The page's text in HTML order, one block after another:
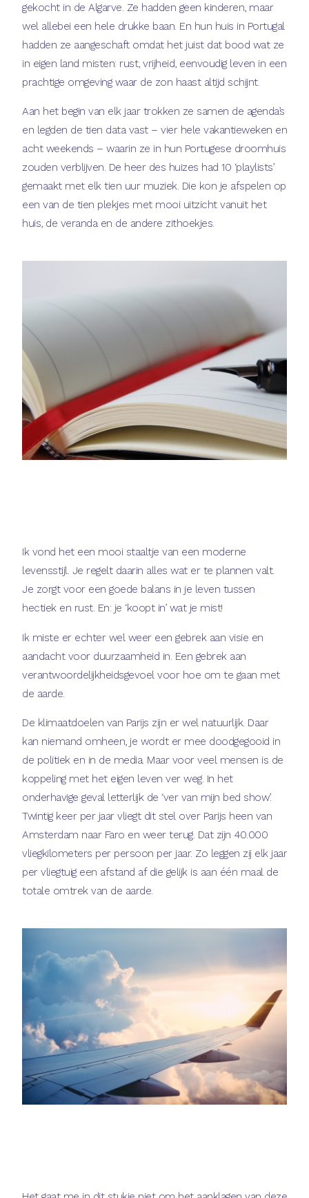
gekocht in de Algarve. Ze hadden geen kinderen, maar
wel allebei een hele drukke baan. En hun huis in Portugal
hadden ze aangeschaft omdat het juist dat bood wat ze
in eigen land misten: rust, vrijheid, eenvoudig leven in een
prachtige omgeving waar de zon haast altijd schijnt.
Aan het begin van elk jaar trokken ze samen de agenda’s
en legden de tien data vast – vier hele vakantieweken en
acht weekends – waarin ze in hun Portugese droomhuis
zouden verblijven. De heer des huizes had 10 ‘playlists’
gemaakt met elk tien uur muziek. Die kon je afspelen op
een van de tien plekjes met mooi uitzicht vanuit het
huis, de veranda en de andere zithoekjes.
Ik vond het een mooi staaltje van een moderne
levensstijl. Je regelt daarin alles wat er te plannen valt.
Je zorgt voor een goede balans in je leven tussen
hectiek en rust. En: je ‘koopt in’ wat je mist!
Ik miste er echter wel weer een gebrek aan visie en
aandacht voor duurzaamheid in. Een gebrek aan
verantwoordelijkheidsgevoel voor hoe om te gaan met
de aarde.
De klimaatdoelen van Parijs zijn er wel natuurlijk. Daar
kan niemand omheen, je wordt er mee doodgegooid in
de politiek en in de media. Maar voor veel mensen is de
koppeling met het eigen leven ver weg. In het
onderhavige geval letterlijk de ‘ver van mijn bed show’.
Twintig keer per jaar vliegt dit stel over Parijs heen van
Amsterdam naar Faro en weer terug. Dat zijn 40.000
vliegkilometers per persoon per jaar. Zo leggen zij elk jaar
per vliegtuig een afstand af die gelijk is aan één maal de
totale omtrek van de aarde.